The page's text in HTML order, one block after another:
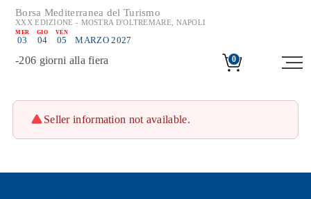
Borsa Mediterranea del Turismo
XXX EDIZIONE - MOSTRA D'OLTREMARE, NAPOLI
MER
03
GIO
04
VEN
05 MARZO 2027
-206 giorni alla fiera 0
Seller information not available.